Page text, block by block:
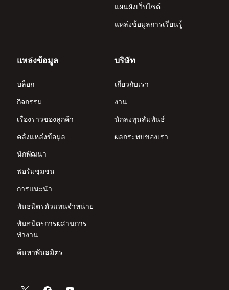
แผนผังเว็บไซต์
แหล่งข้อมูลการเรียนรู้
แหล่งข้อมูล
บล็อก
กิจกรรม
เรื่องราวของลูกค้า
คลังแหล่งข้อมูล
นักพัฒนา
ฟอรัมชุมชน
การแนะนำ
พันธมิตรตัวแทนจำหน่าย
พันธมิตรการผสานการ
ทำงาน
ค้นหาพันธมิตร
บริษัท
เกี่ยวกับเรา
งาน
นักลงทุนสัมพันธ์
ผลกระทบของเรา